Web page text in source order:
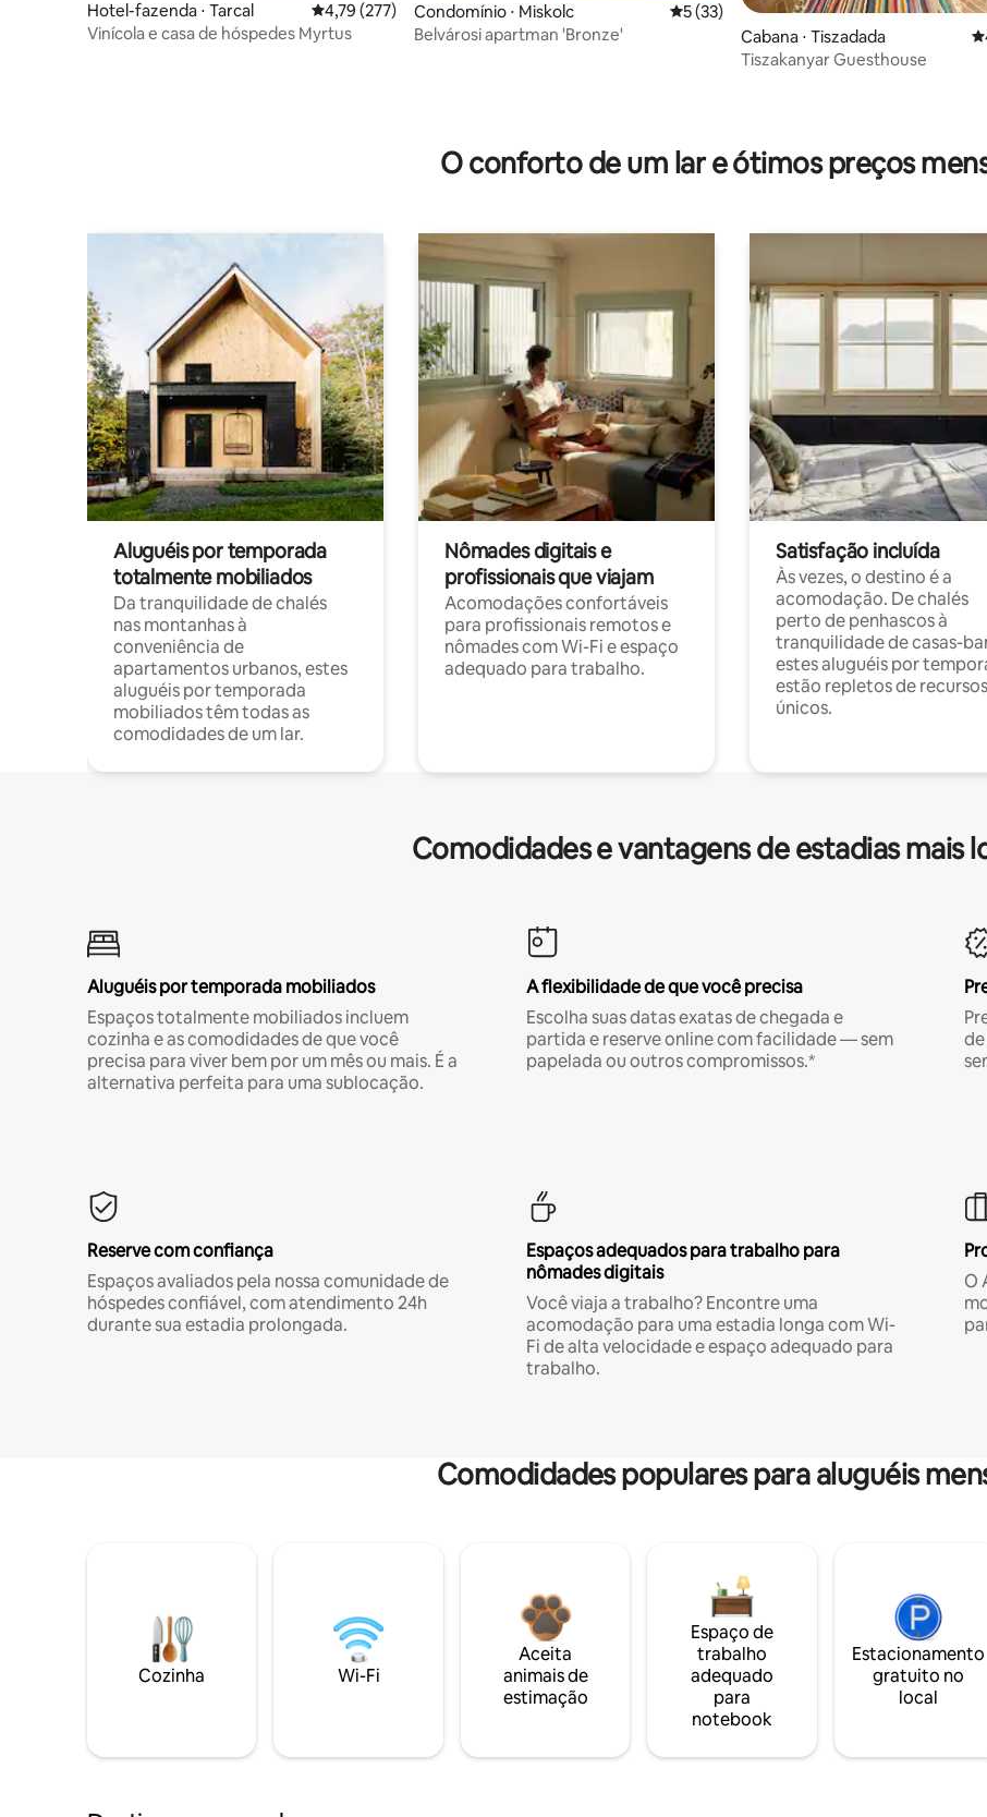
Hotel-fazenda ⋅ Tarcal 4,79 de uma avaliação média de 5, 277 avaliações
4,79 (277)
Vinícola e casa de hóspedes Myrtus
Condomínio ⋅ Miskolc 5 de uma avaliação média de 5, 33
5 (33)
Belvárosi apartman 'Bronze'
Cabana ⋅ Tiszadada
Tiszakanyar Guesthouse
O conforto de um lar e ótimos preços
Aluguéis por temporada
totalmente mobiliados
Da tranquilidade de chalés
nas montanhas à
conveniência de
apartamentos urbanos, estes
aluguéis por temporada
mobiliados têm todas as
comodidades de um lar.
Nômades digitais e
profissionais que viajam
Acomodações confortáveis
para profissionais remotos e
nômades com Wi-Fi e espaço
adequado para trabalho.
Satisfação incluída
Às vezes, o destino é a
acomodação. De chalés
perto de penhascos à
tranquilidade de casas-
estes aluguéis por
estão repletos de recursos
únicos.
Comodidades e vantagens de estadias mais
Aluguéis por temporada mobiliados
Espaços totalmente mobiliados incluem
cozinha e as comodidades de que você
precisa para viver bem por um mês ou mais. É a
alternativa perfeita para uma sublocação.
A flexibilidade de que você precisa
Escolha suas datas exatas de chegada e
partida e reserve online com facilidade — sem
papelada ou outros compromissos.*
Reserve com confiança
Espaços avaliados pela nossa comunidade de
hóspedes confiável, com atendimento 24h
durante sua estadia prolongada.
Espaços adequados para trabalho para
nômades digitais
Você viaja a trabalho? Encontre uma
acomodação para uma estadia longa com Wi-
Fi de alta velocidade e espaço adequado para
trabalho.
O
Comodidades populares para aluguéis
Cozinha Wi-Fi
Aceita
animais de
estimação
Espaço de
trabalho
adequado
para
notebook
Estacionamento
gratuito no
local